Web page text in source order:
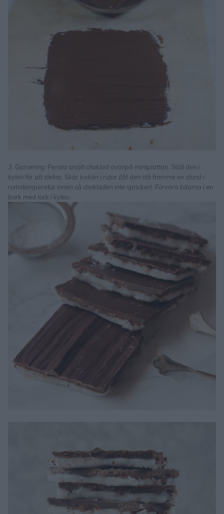
3. Garnering: Pensla smält choklad ovanpå mintplattan. Ställ den i
kylen för att stelna. Skär kakan i rutor (låt den stå framme en stund i
rumstemperatur innan så chokladen inte spricker). Förvara bitarna i en
burk med lock i kylen.